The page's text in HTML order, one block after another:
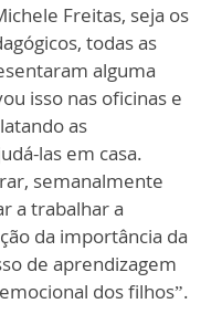
Freitas, seja os
todas as
alguma
isso nas oficinas e
as
las em casa.
semanalmente
a trabalhar a
da importância da
de aprendizagem
dos filhos”.